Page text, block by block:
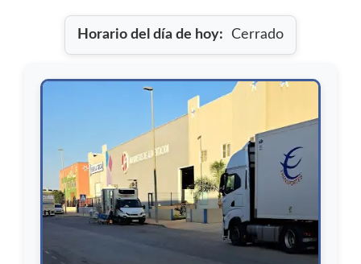
Horario del día de hoy: Cerrado